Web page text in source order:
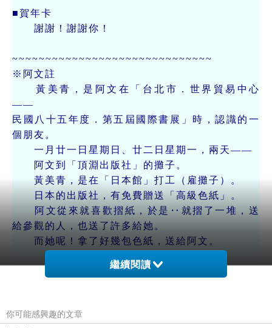
■賀年卡
謝謝！謝謝你！
~~~~~~~~~~~~~~~~~~~~~~~~~~~~~~
※阿文註
黃美青，是阿文在「台北市．世界貿易中心
——
民國八十五年度．第五屆國際書展」時，認識的一
個朋友。
一月廿一日星期日、廿二日星期一，兩天——
阿文到「頂淵出版社」的攤子。
黃美青，是在「日本館」打工（雇攤子）。
日本的出版社，有免費贈送「高級色紙」。
阿文從來就喜歡摺紙，於是‥就摺了一堆，送
給參觀的人，也送了許多給她。
而她呢！拿了好幾包色紙，送給阿文。
△阿文給黃美青－001
所以‥謝謝妳！喜歡阿文做的那些「小玩
繼續閱讀
你可能感興趣的文章